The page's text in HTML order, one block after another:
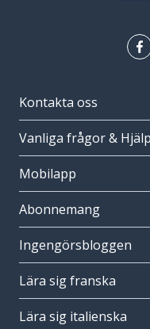
Kontakta oss
Vanliga frågor & Hjälp
Mobilapp
Abonnemang
Ingengörsbloggen
Lära sig franska
Lära sig italienska